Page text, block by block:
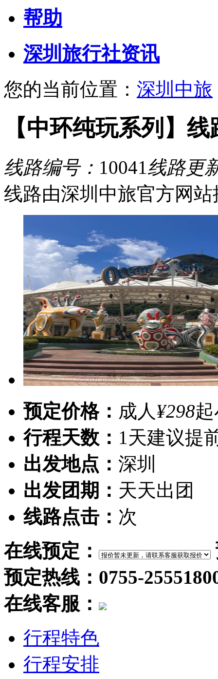
帮助
深圳旅行社资讯
您的当前位置： 深圳中旅
【中环纯玩系列】
线路编号： 10041线路更
线路由深圳中旅官方网站
预定价格： 成人 ¥298起
行程天数： 1天建议提
出发地点： 深圳
出发团期： 天天出团
线路点击： 次
在线预定：
预定热线：0755-
在线客服：
行程特色
行程安排